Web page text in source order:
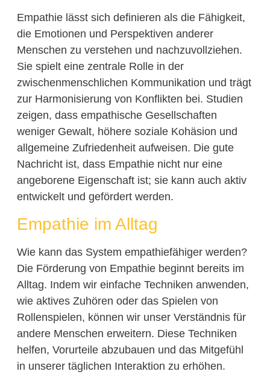
Empathie lässt sich definieren als die Fähigkeit,
die Emotionen und Perspektiven anderer
Menschen zu verstehen und nachzuvollziehen.
Sie spielt eine zentrale Rolle in der
zwischenmenschlichen Kommunikation und trägt
zur Harmonisierung von Konflikten bei. Studien
zeigen, dass empathische Gesellschaften
weniger Gewalt, höhere soziale Kohäsion und
allgemeine Zufriedenheit aufweisen. Die gute
Nachricht ist, dass Empathie nicht nur eine
angeborene Eigenschaft ist; sie kann auch aktiv
entwickelt und gefördert werden.
Empathie im Alltag
Wie kann das System empathiefähiger werden?
Die Förderung von Empathie beginnt bereits im
Alltag. Indem wir einfache Techniken anwenden,
wie aktives Zuhören oder das Spielen von
Rollenspielen, können wir unser Verständnis für
andere Menschen erweitern. Diese Techniken
helfen, Vorurteile abzubauen und das Mitgefühl
in unserer täglichen Interaktion zu erhöhen.